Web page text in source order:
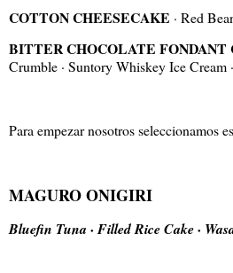
COTTON CHEESECAKE · Red
BITTER CHOCOLATE FONDANT
Crumble · Suntory Whiskey Ice Cream
Para empezar nosotros seleccionamos
MAGURO ONIGIRI
Bluefin Tuna · Filled Rice Cake ·